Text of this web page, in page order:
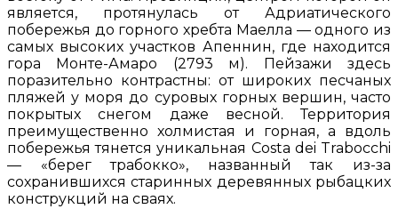
является, протянулась от Адриатического
побережья до горного хребта Маелла — одного из
самых высоких участков Апеннин, где находится
гора Монте-Амаро (2793 м). Пейзажи здесь
поразительно контрастны: от широких песчаных
пляжей у моря до суровых горных вершин, часто
покрытых снегом даже весной. Территория
преимущественно холмистая и горная, а вдоль
побережья тянется уникальная Costa dei Trabocchi
— «берег трабокко», названный так из-за
сохранившихся старинных деревянных рыбацких
конструкций на сваях.